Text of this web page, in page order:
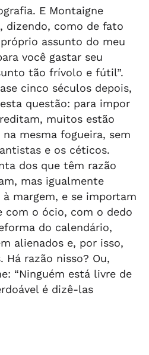
E Montaigne
dizendo, como de fato
assunto do meu
você gastar seu
tão frívolo e fútil”.
cinco séculos depois,
questão: para impor
muitos estão
mesma fogueira, sem
e os céticos.
dos que têm razão
mas igualmente
margem, e se importam
com o ócio, com o dedo
do calendário,
alienados e, por isso,
Há razão nisso? Ou,
“Ninguém está livre de
é dizê-las